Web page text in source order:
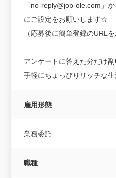
「no-reply@job-ole.com」
にご設定をお願いします☆
（応募後に簡単登録のURL
アンケートに答えた分だけ副
手軽にちょっぴりリッチな
雇用形態
業務委託
職種